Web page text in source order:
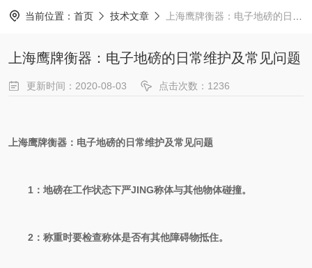
当前位置： 首页 技术文章 上海鹰牌衡器：电子地磅的日常维护及常见问题
上海鹰牌衡器：电子地磅的日常维护及常见问题
更新时间：2020-08-03 点击次数：1236
上海鹰牌衡器：电子地磅的日常维护及常见问题
1：地磅在工作状态下严JING称体与其他物体碰撞。
2：称重时要检查称体是否有其他障碍物抵住。